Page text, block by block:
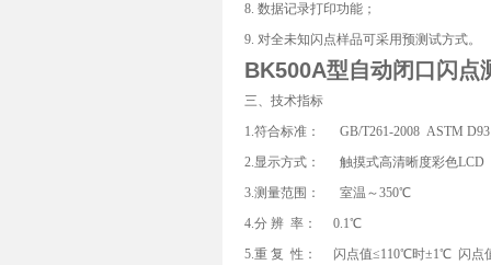
8. 数据记录打印功能；
9. 对全未知闪点样品可采用预测试方式。
BK500A型自动闭口闪点
三、技术指标
1.符合标准： GB/T261-2008 ASTM D93
2.显示方式： 触摸式高清晰度彩色LCD
3.测量范围： 室温～350℃
4.分 辨 率： 0.1℃
5.重 复 性： 闪点值≤110℃时±1℃ 闪点